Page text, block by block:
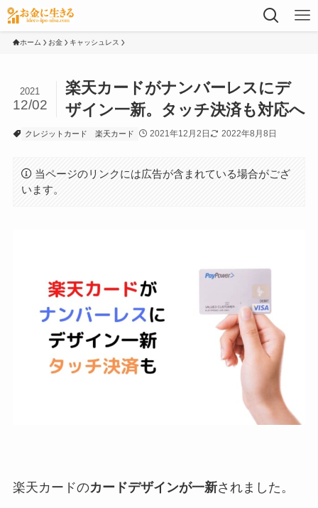
ホーム お金 キャッシュレス
楽天カードがナンバーレスにデ
ザイン一新。タッチ決済も対応へ
2021
12/02
クレジットカード 楽天カード 2021年12月2日 2022年8月8日
当ページのリンクには広告が含まれている場合がござ
います。
楽天カードのカードデザインが一新されました。